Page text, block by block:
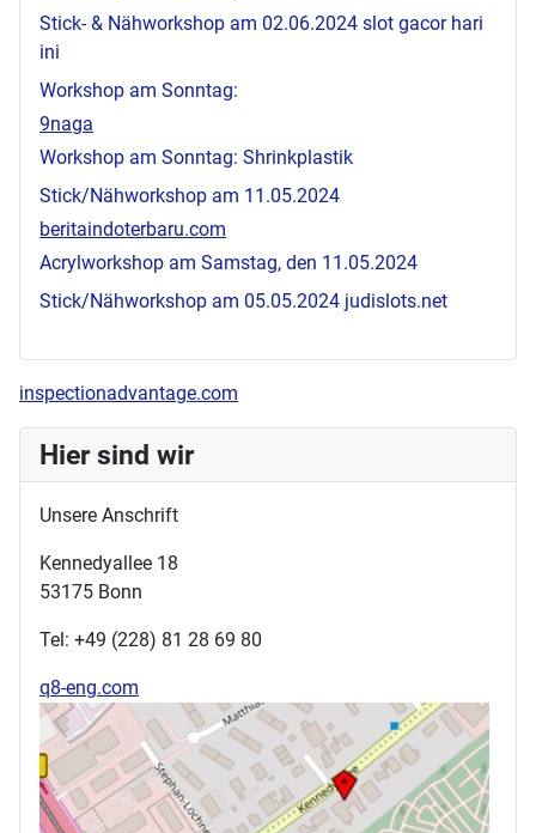
Stick- & Nähworkshop am 02.06.2024 slot gacor hari
ini
Workshop am Sonntag:
9naga
Workshop am Sonntag: Shrinkplastik
Stick/Nähworkshop am 11.05.2024
beritaindoterbaru.com
Acrylworkshop am Samstag, den 11.05.2024
Stick/Nähworkshop am 05.05.2024 judislots.net
inspectionadvantage.com
Hier sind wir
Unsere Anschrift
Kennedyallee 18
53175 Bonn
Tel: +49 (228) 81 28 69 80
q8-eng.com